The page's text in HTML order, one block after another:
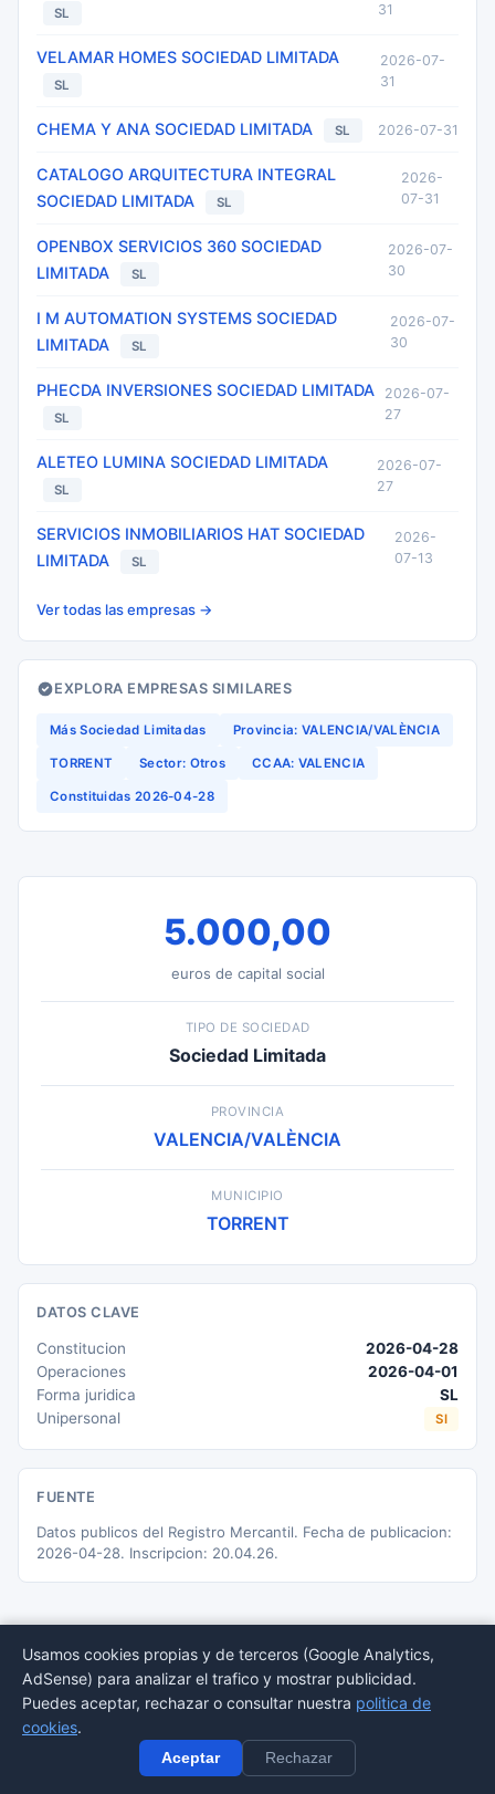
SL
31
VELAMAR HOMES SOCIEDAD LIMITADA
SL
2026-07-
31
CHEMA Y ANA SOCIEDAD LIMITADA SL 2026-07-31
CATALOGO ARQUITECTURA INTEGRAL
SOCIEDAD LIMITADA
SL
2026-
07-31
OPENBOX SERVICIOS 360 SOCIEDAD
LIMITADA
SL
2026-07-
30
I M AUTOMATION SYSTEMS SOCIEDAD
LIMITADA
SL
2026-07-
30
PHECDA INVERSIONES SOCIEDAD LIMITADA
SL
2026-07-
27
ALETEO LUMINA SOCIEDAD LIMITADA
SL
2026-07-
27
SERVICIOS INMOBILIARIOS HAT SOCIEDAD
LIMITADA
SL
2026-
07-13
Ver todas las empresas →
EXPLORA EMPRESAS SIMILARES
Más Sociedad Limitadas Provincia: VALENCIA/VALÈNCIA
TORRENT Sector: Otros CCAA: VALENCIA
Constituidas 2026-04-28
5.000,00
euros de capital social
TIPO DE SOCIEDAD
Sociedad Limitada
PROVINCIA
VALENCIA/VALÈNCIA
MUNICIPIO
TORRENT
DATOS CLAVE
Constitucion
2026-04-28
Operaciones
2026-04-01
Forma juridica
SL
Unipersonal
SI
FUENTE
Datos publicos del Registro Mercantil. Fecha de publicacion:
2026-04-28. Inscripcion: 20.04.26.
© 2026 BORMEDirectorio — Datos publicos del Registro Mercantil
Provincias
legal
Usamos cookies propias y de terceros (Google Analytics,
AdSense) para analizar el trafico y mostrar publicidad.
Puedes aceptar, rechazar o consultar nuestra politica de
cookies.
Aceptar Rechazar